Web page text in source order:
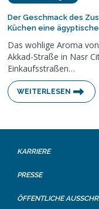
Der Geschmack des
Küchen eine
Das wohlige Aroma
Akkad-Straße in Nasr
Einkaufsstraßen…
WEITERLESEN
KARRIERE
PRESSE
ÖFFENTLICHE